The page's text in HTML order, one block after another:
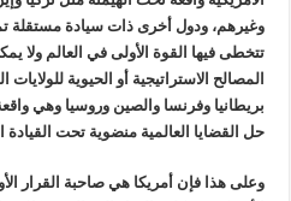
وغيرهم، ودول أخرى ذات سيادة مستقلة
تتخطى فيها القوة الأولى في العالم ولا
المصالح الاستراتيجية أو الحيوية
بريطانيا وفرنسا والصين وروسيا وهي
حل القضايا العالمية منضوية تحت القيادة
وعلى هذا فإن أمريكا هي صاحبة القرار